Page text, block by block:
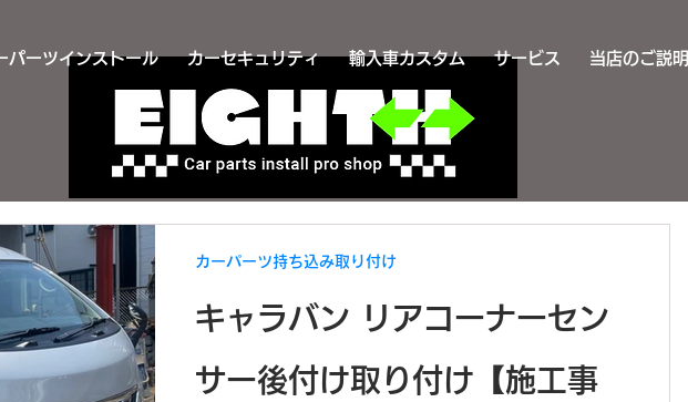
パーツインストール カーセキュリティ 輸入車カスタム サービス 当店のご説明
キャラバン リアコーナーセン
サー後付け取り付け【施工事
カーパーツ持ち込み取り付け